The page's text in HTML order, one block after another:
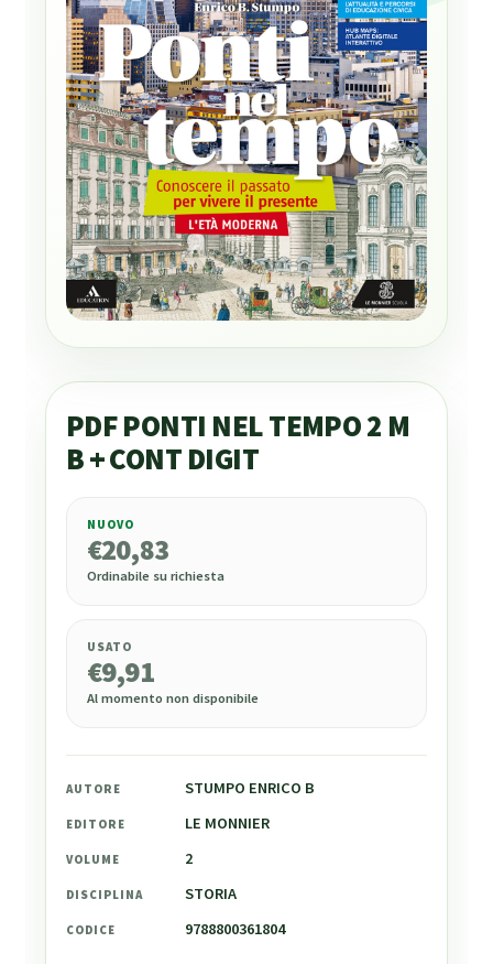
PDF PONTI NEL TEMPO 2 M
B + CONT DIGIT
20,83
NUOVO
€20,83
Ordinabile su richiesta
USATO
€9,91
Al momento non disponibile
AUTORE STUMPO ENRICO B
EDITORE LE MONNIER
VOLUME 2
DISCIPLINA STORIA
CODICE 9788800361804